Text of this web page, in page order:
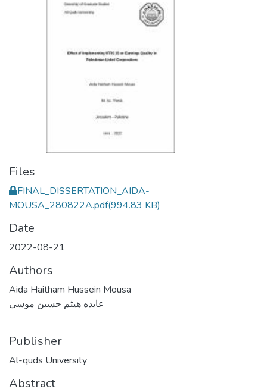
Files
FINAL_DISSERTATION_AIDA-
MOUSA_280822A.pdf(994.83 KB)
Date
2022-08-21
Authors
Aida Haitham Hussein Mousa
عايده هيثم حسين موسى
Publisher
Al-quds University
Abstract